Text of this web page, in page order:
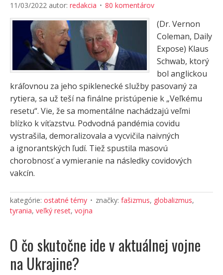
11/03/2022 autor: redakcia 80 komentárov
(Dr. Vernon
Coleman, Daily
Expose) Klaus
Schwab, ktorý
bol anglickou
kráľovnou za jeho spiklenecké služby pasovaný za
rytiera, sa už teší na finálne pristúpenie k „Veľkému
resetu“. Vie, že sa momentálne nachádzajú veľmi
blízko k víťazstvu. Podvodná pandémia covidu
vystrašila, demoralizovala a vycvičila naivných
a ignorantských ľudí. Tiež spustila masovú
chorobnosť a vymieranie na následky covidových
vakcín.
kategórie: ostatné témy značky: fašizmus, globalizmus,
tyrania, veľký reset, vojna
O čo skutočne ide v aktuálnej vojne
na Ukrajine?